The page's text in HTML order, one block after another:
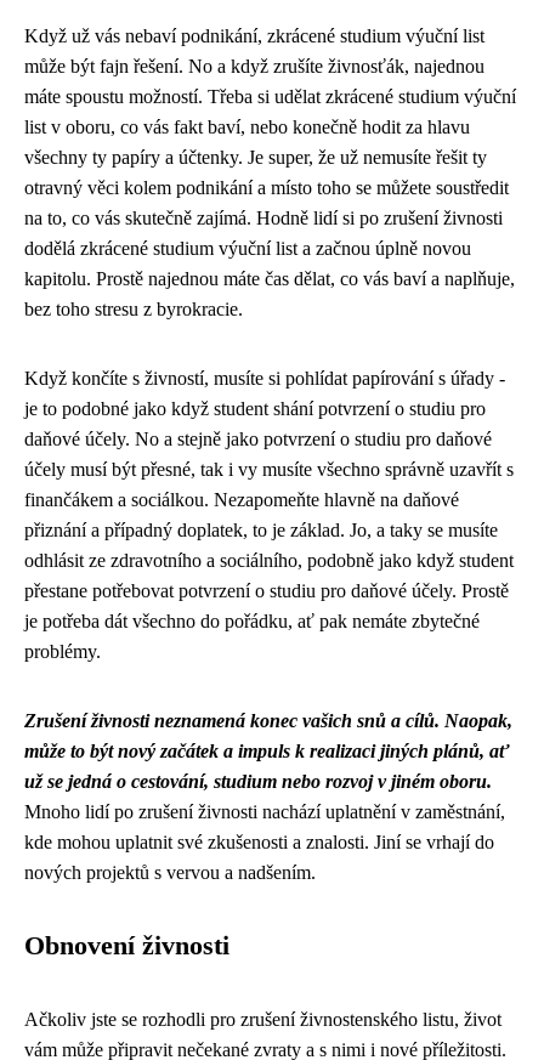
Když už vás nebaví podnikání, zkrácené studium výuční list
může být fajn řešení. No a když zrušíte živnosťák, najednou
máte spoustu možností. Třeba si udělat zkrácené studium výuční
list v oboru, co vás fakt baví, nebo konečně hodit za hlavu
všechny ty papíry a účtenky. Je super, že už nemusíte řešit ty
otravný věci kolem podnikání a místo toho se můžete soustředit
na to, co vás skutečně zajímá. Hodně lidí si po zrušení živnosti
dodělá zkrácené studium výuční list a začnou úplně novou
kapitolu. Prostě najednou máte čas dělat, co vás baví a naplňuje,
bez toho stresu z byrokracie.
Když končíte s živností, musíte si pohlídat papírování s úřady -
je to podobné jako když student shánípotvrzení o studiu pro
daňové účely. No a stejně jako potvrzení o studiu pro daňové
účely musí být přesné, tak i vy musíte všechno správně uzavřít s
finančákem a sociálkou. Nezapomeňte hlavně na daňové
přiznání a případný doplatek, to je základ. Jo, a taky se musíte
odhlásit ze zdravotního a sociálního, podobně jako když student
přestane potřebovat potvrzení o studiu pro daňové účely. Prostě
je potřeba dát všechno do pořádku, ať pak nemáte zbytečné
problémy.
Zrušení živnosti neznamená konec vašich snů a cílů. Naopak,
může to být nový začátek a impuls k realizaci jiných plánů, ať
už se jedná o cestování, studium nebo rozvoj v jiném oboru.
Mnoho lidí po zrušení živnosti nachází uplatnění v zaměstnání,
kde mohou uplatnit své zkušenosti a znalosti. Jiní se vrhají do
nových projektů s vervou a nadšením.
Obnovení živnosti
Ačkoliv jste se rozhodli pro zrušení živnostenského listu, život
vám může připravit nečekané zvraty a s nimi i nové příležitosti.